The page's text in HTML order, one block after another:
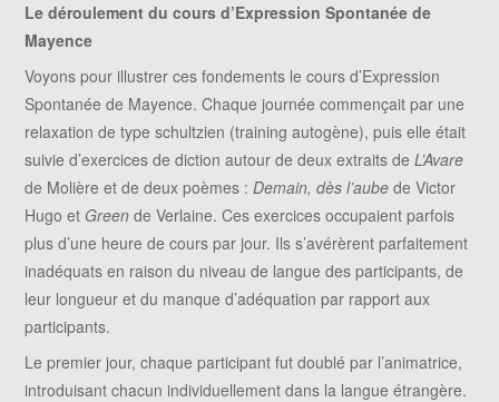
Le déroulement du cours d’Expression Spontanée de
Mayence
Voyons pour illustrer ces fondements le cours d’Expression
Spontanée de Mayence. Chaque journée commençait par une
relaxation de type schultzien (training autogène), puis elle était
suivie d’exercices de diction autour de deux extraits deL’Avare
de Molière et de deux poèmes :Demain, dès l’aube de Victor
Hugo et Green de Verlaine. Ces exercices occupaient parfois
plus d’une heure de cours par jour. Ils s’avérèrent parfaitement
inadéquats en raison du niveau de langue des participants, de
leur longueur et du manque d’adéquation par rapport aux
participants.
Le premier jour, chaque participant fut doublé par l’animatrice,
introduisant chacun individuellement dans la langue étrangère.